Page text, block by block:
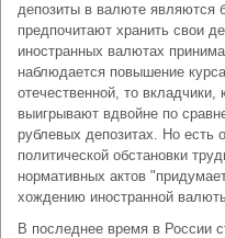
депозиты в валюте являются
предпочитают хранить свои
иностранных валютах
наблюдается повышение
отечественной, то
выигрывают вдвойне по
рублевых депозитах. Но
политической обстановки
нормативных актов
хождению иностранной
В последнее время в России